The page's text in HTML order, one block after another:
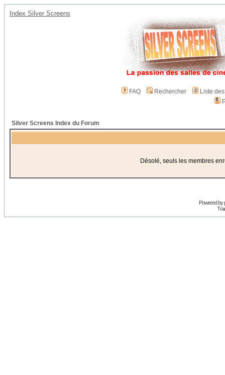
Index Silver Screens
FAQ Rechercher
Liste
Silver Screens Index du Forum
Désolé, seuls les membres
Powered by